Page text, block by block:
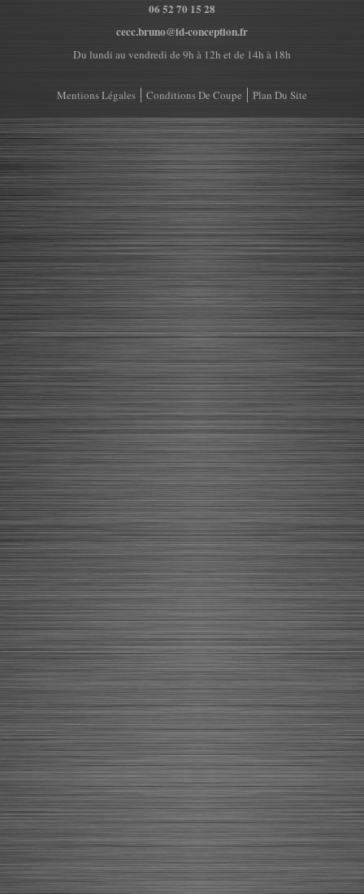
06 52 70 15 28
cecc.bruno@id-conception.fr
Du lundi au vendredi de 9h à 12h et de 14h à 18h
Mentions Légales Conditions De Coupe Plan Du Site